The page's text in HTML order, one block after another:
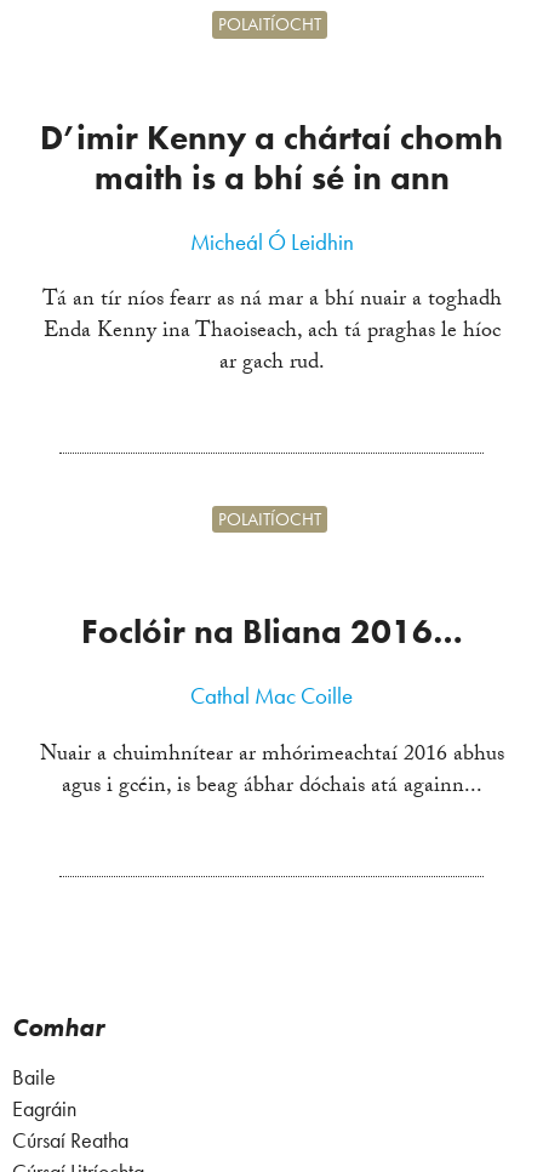
D’imir Kenny a chártaí chomh
maith is a bhí sé in ann
POLAITÍOCHT
Micheál Ó Leidhin
Tá an tír níos fearr as ná mar a bhí nuair a toghadh
Enda Kenny ina Thaoiseach, ach tá praghas le híoc
ar gach rud.
Foclóir na Bliana 2016…
POLAITÍOCHT
Cathal Mac Coille
Nuair a chuimhnítear ar mhórimeachtaí 2016 abhus
agus i gcéin, is beag ábhar dóchais atá againn...
Comhar
Baile
Eagráin
Cúrsaí Reatha